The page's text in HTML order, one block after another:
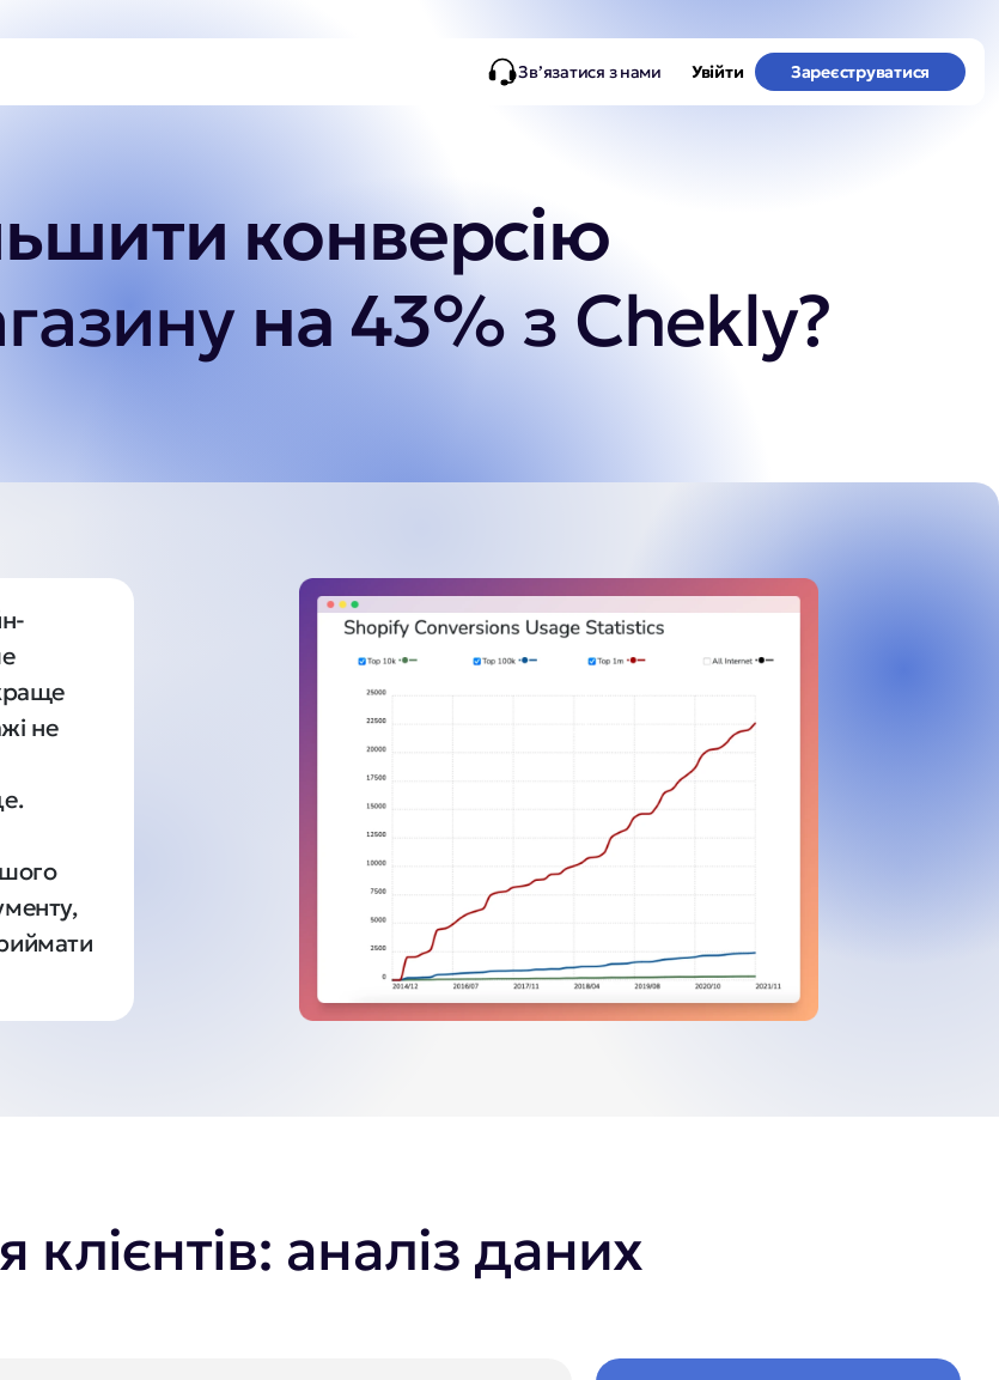
Зв’язатися з нами Увійти Зареєструватися
конверсію
на 43% з Chekly?
не
клієнтів: аналіз даних